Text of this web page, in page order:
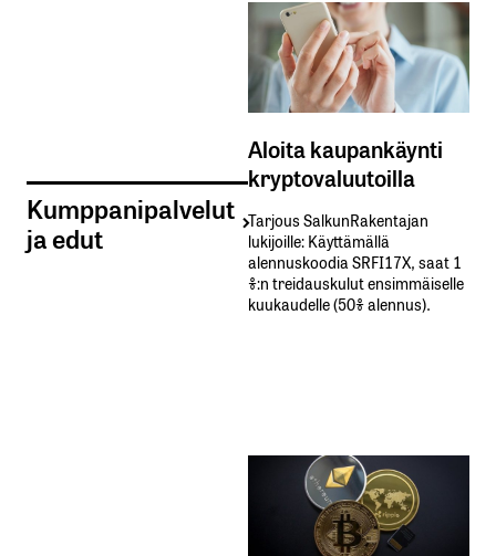
Kumppanipalvelut
ja edut
Aloita kaupankäynti
kryptovaluutoilla
Tarjous SalkunRakentajan
lukijoille: Käyttämällä​ ​
alennuskoodia​ ​SRFI17X,​ ​saat​ ​1
%:n treidauskulut​ ​ensimmäiselle​ ​
kuukaudelle​ ​(50%​ ​alennus).